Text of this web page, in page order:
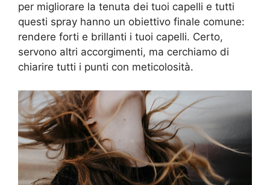
per migliorare la tenuta dei tuoi capelli e tutti
questi spray hanno un obiettivo finale comune:
rendere forti e brillanti i tuoi capelli. Certo,
servono altri accorgimenti, ma cerchiamo di
chiarire tutti i punti con meticolosità.